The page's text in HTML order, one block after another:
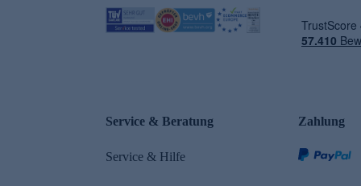
Service & Beratung
Service & Hilfe
Zahlung